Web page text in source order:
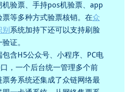
机验票、手持pos机验票、app
等多种方式验票核销。在众
系统加持下还可以支持刷脸
证。
含H5公众号、小程序、PC电
，一个后台统一管理多个前
务系统还集成了众链网络最